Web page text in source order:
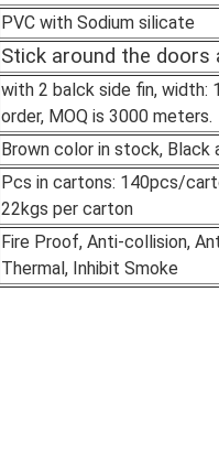
PVC with Sodium silicate
Stick around the doors
with 2 balck side fin, width:
order, MOQ is 3000 meters.
Brown color in stock, Black
Pcs in cartons: 140pcs/
22kgs per carton
Fire Proof, Anti-collision,
Thermal, Inhibit Smoke